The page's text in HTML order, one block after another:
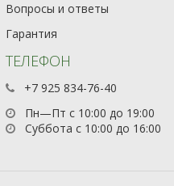
Вопросы и ответы
Гарантия
ТЕЛЕФОН
+7 925 834-76-40
Пн—Пт с 10:00 до 19:00
Суббота с 10:00 до 16:00